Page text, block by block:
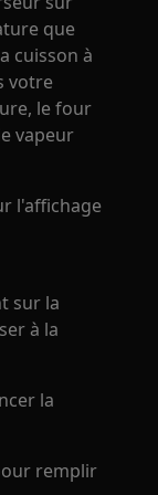
que
cuisson à
votre
le four
vapeur
l'affichage
sur la
à la
la
remplir